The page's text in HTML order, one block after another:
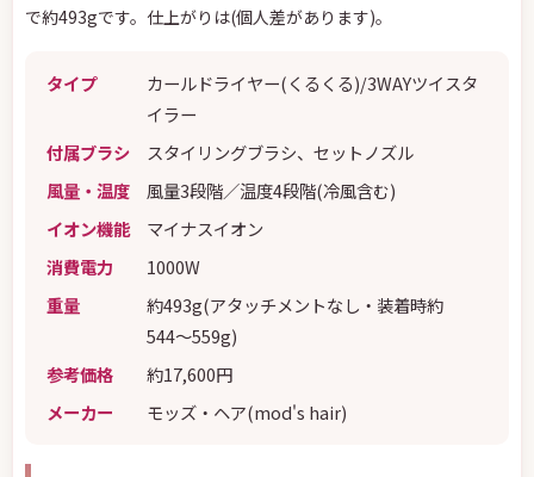
で約493gです。仕上がりは(個人差があります)。
タイプ
カールドライヤー(くるくる)/3WAYツイスタ
イラー
付属ブラシ
スタイリングブラシ、セットノズル
風量・温度
風量3段階／温度4段階(冷風含む)
イオン機能
マイナスイオン
消費電力
1000W
重量
約493g(アタッチメントなし・装着時約
544〜559g)
参考価格
約17,600円
メーカー
モッズ・ヘア(mod's hair)